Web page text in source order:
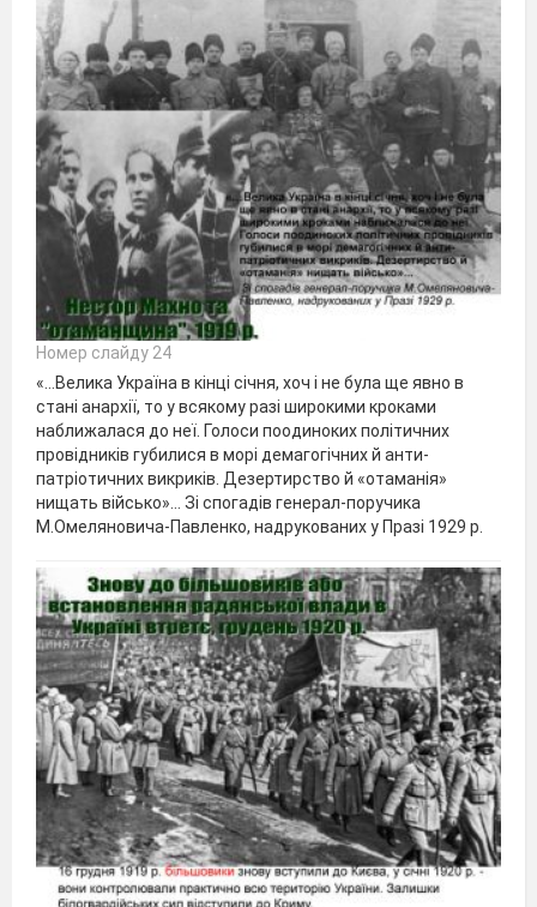
Номер слайду 24
«…Велика Україна в кінці січня, хоч і не була ще явно в
стані анархії, то у всякому разі широкими кроками
наближалася до неї. Голоси поодиноких політичних
провідників губилися в морі демагогічних й анти-
патріотичних викриків. Дезертирство й «отаманія»
нищать військо»... Зі спогадів генерал-поручика
М.Омеляновича-Павленко, надрукованих у Празі 1929 р.